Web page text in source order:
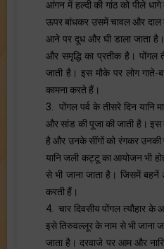
आंगन में हल्दी की गांठ को पीले धागे
ऊपर बांधकर उसमें चावल और दाल
आने पर दूध और घी डाला जाता
और समृद्धि का प्रतीक है। पोंगल
जाती है। इस मौके पर लोग
कामना करते हैं।
3. पोंगल पर्व के तीसरे दिन यानि
और सांड की पूजा की जाती है। इस
है और उनके सींगों को रंगकर उनकी
यानि जली कट्टू का आयोजन भी
से भी जाना जाता है। जिसमें बहनें
करती हैं।
4. चार दिवसीय पोंगल त्यौहार के
इसे तिरुवल्लूर के नाम से भी जाना
जाता है। दरवाजे पर आम और